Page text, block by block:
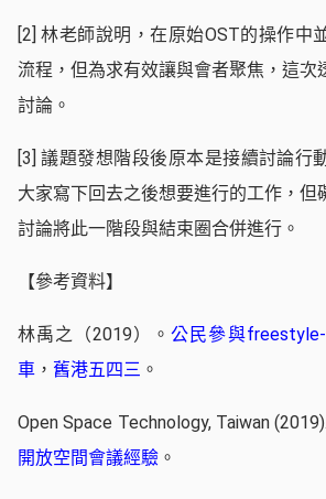
[2] 林老師說明，在原始OST的操作中
流程，但為求有效讓與會者聚焦，這次
討論。
[3] 議題發想階段後原本是接續討論行
大家寫下回去之後想要進行的工作，但
討論將此一階段與結束圈合併進行。
【參考資料】
林禹之（2019）。公民參與
車 ， 舊港五四三 。
Open Space Technology, Taiwan
開放空間會議經驗 。